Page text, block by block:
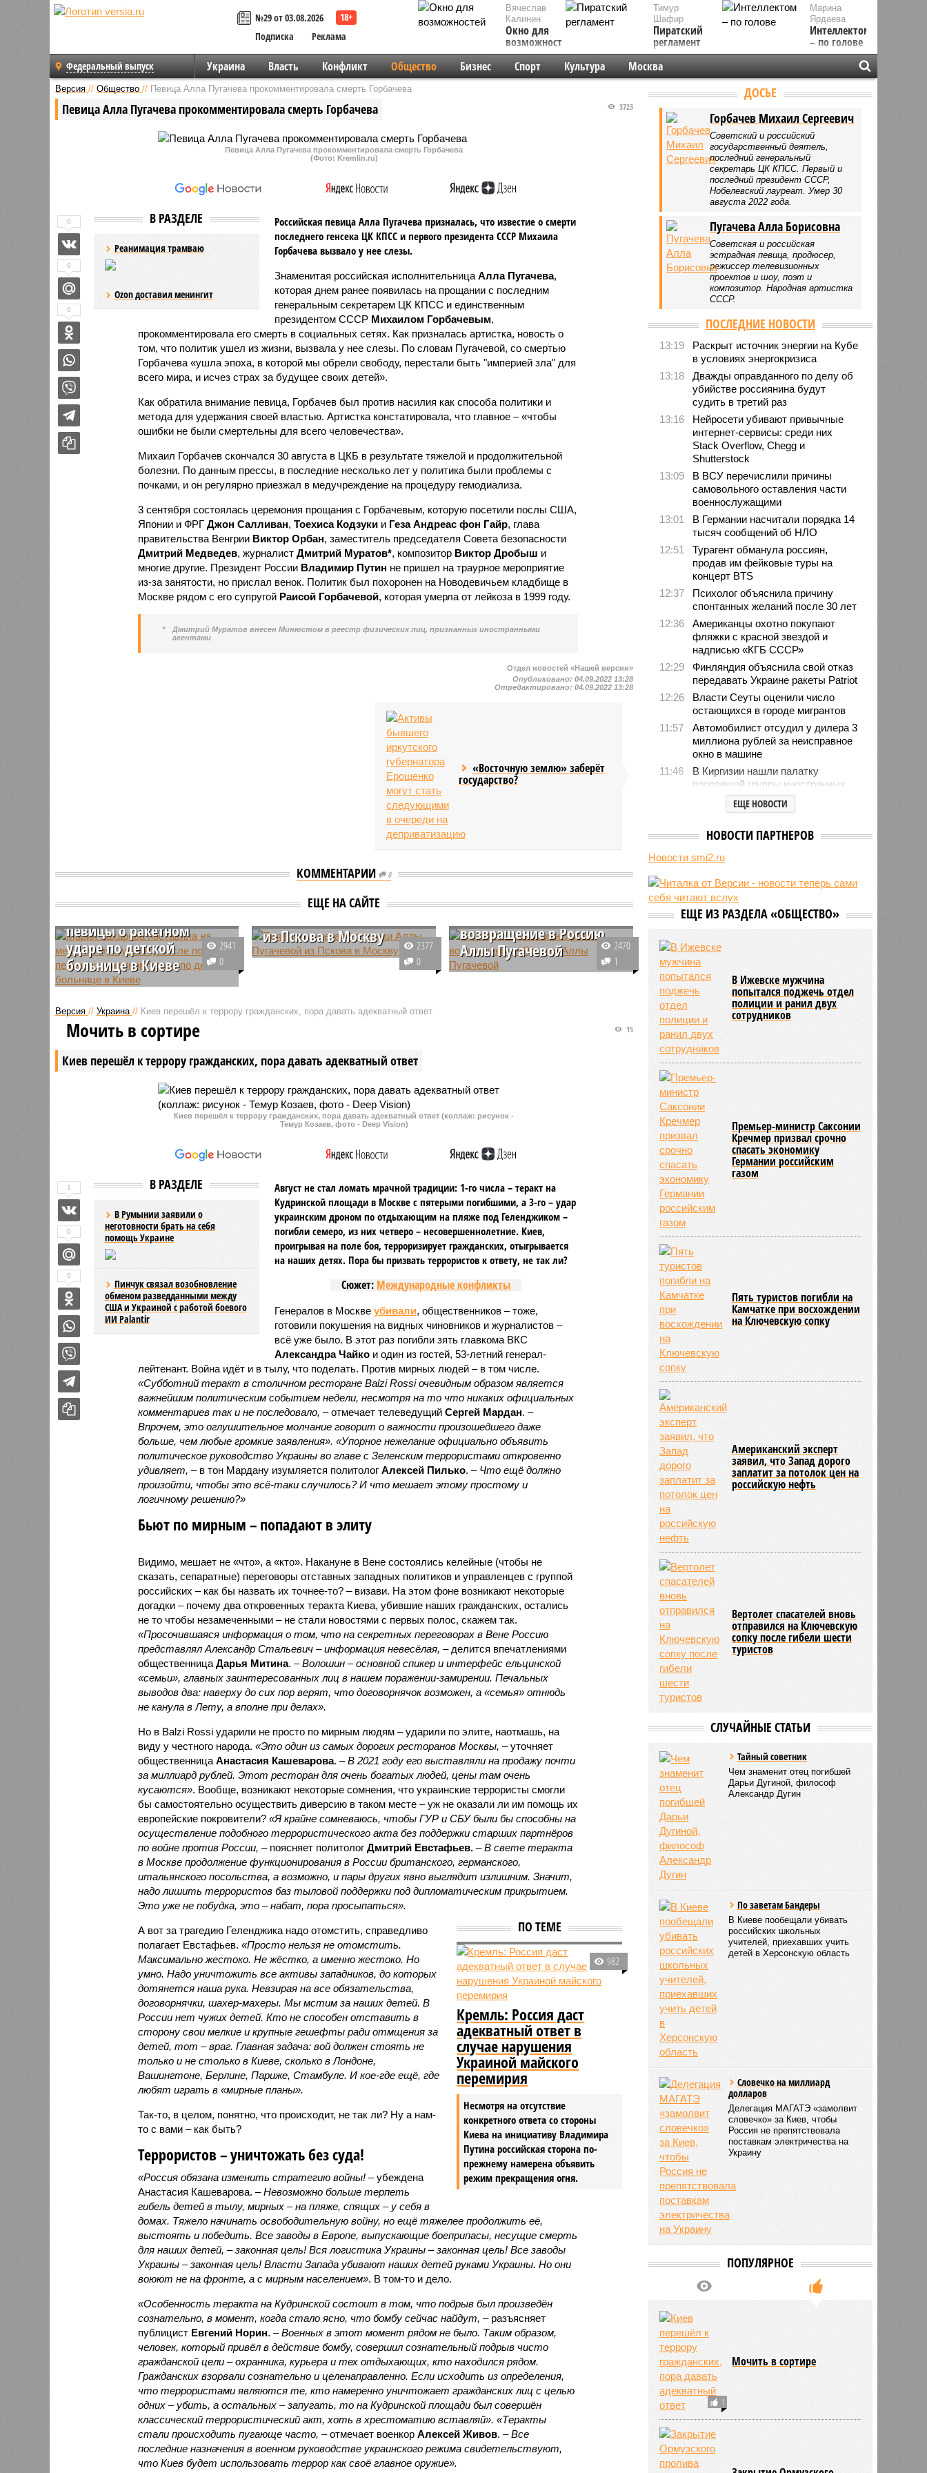
№29 от 03.08.2026
Подписка
Реклама
Вячеслав
Калинин
Окно для
возможностей
Марина
Ярдаева
Интеллектом
– по голове
Тимур
Шафир
Пиратский
регламент
Федеральный выпуск Украина Власть Конфликт Общество Бизнес Спорт Культура Москва
Версия // Общество // Певица Алла Пугачева прокомментировала смерть Горбачева
Певица Алла Пугачева прокомментировала смерть Горбачева 3723
Певица Алла Пугачева прокомментировала смерть Горбачева
(Фото: Kremlin.ru)
В РАЗДЕЛЕ
Реанимация трамваю
Ozon доставил менингит
Российская певица Алла Пугачева призналась, что известие о смерти
последнего генсека ЦК КПСС и первого президента СССР Михаила
Горбачева вызвало у нее слезы.
Знаменитая российская исполнительница Алла Пугачева,
которая днем ранее появилась на прощании с последним
генеральным секретарем ЦК КПСС и единственным
президентом СССР Михаилом Горбачевым,
прокомментировала его смерть в социальных сетях. Как призналась артистка, новость о
том, что политик ушел из жизни, вызвала у нее слезы. По словам Пугачевой, со смертью
Горбачева «ушла эпоха, в которой мы обрели свободу, перестали быть "империей зла" для
всего мира, и исчез страх за будущее своих детей».
Как обратила внимание певица, Горбачев был против насилия как способа политики и
метода для удержания своей властью. Артистка констатировала, что главное – «чтобы
ошибки не были смертельны для всего человечества».
Михаил Горбачев скончался 30 августа в ЦКБ в результате тяжелой и продолжительной
болезни. По данным прессы, в последние несколько лет у политика были проблемы с
почками, и он регулярно приезжал в медучреждение на процедуру гемодиализа.
3 сентября состоялась церемония прощания с Горбачевым, которую посетили послы США,
Японии и ФРГ Джон Салливан, Тоехиса КодзукииГеза Андреас фон Гайр, глава
правительства Венгрии Виктор Орбан, заместитель председателя Совета безопасности
Дмитрий Медведев, журналист Дмитрий Муратов*, композитор Виктор Дробыш и
многие другие. Президент России Владимир Путин не пришел на траурное мероприятие
из-за занятости, но прислал венок. Политик был похоронен на Новодевичьем кладбище в
Москве рядом с его супругой Раисой Горбачевой, которая умерла от лейкоза в 1999 году.
*
Дмитрий Муратов внесен Минюстом в реестр физических лиц, признанных иностранными
агентами
0
0
0
Отдел новостей «Нашей версии»
Опубликовано:04.09.2022 13:28
Отредактировано:04.09.2022 13:28
«Восточную землю» заберёт
государство?
КОММЕНТАРИИ 0
ЕЩЕ НА САЙТЕ
Мария Захарова
Пугачёву после поста
певицы о ракетном
ударе по детской
больнице в Киеве
Пост Аллы Пугачёвой на тему
больнице в Киеве вызвал волну
возмущений и вновь активировал
вопрос необходимости признать
артистку иноагентом.
2941
0
Появились детали
из Пскова в Москву
Стало известно, что певица Алла
воспользовалась для поездки в
2377
0
В Кремле
возвращение в Россию
Аллы Пугачевой
Во время традиционного
2470
1
Версия // Украина // Киев перешёл к террору гражданских, пора давать адекватный ответ
Киев перешёл к террору гражданских, пора давать адекватный ответ
15
Мочить в сортире
Киев перешёл к террору гражданских, пора давать адекватный ответ (коллаж: рисунок -
Темур Козаев, фото - Deep Vision)
В РАЗДЕЛЕ
В Румынии заявили о
неготовности брать на себя
помощь Украине
Пинчук связал возобновление
обменом разведданными между
США и Украиной с работой боевого
ИИ Palantir
Август не стал ломать мрачной традиции: 1-го числа – теракт на
Кудринской площади в Москве с пятерыми погибшими, а 3-го – удар
украинским дроном по отдыхающим на пляже под Геленджиком –
погибли семеро, из них четверо – несовершеннолетние. Киев,
проигрывая на поле боя, терроризирует гражданских, отыгрывается
на наших детях. Пора бы призвать террористов к ответу, не так ли?
Сюжет: Международные конфликты
Генералов в Москве убивали, общественников – тоже,
готовили покушения на видных чиновников и журналистов –
всё уже было. В этот раз погибли зять главкома ВКС
Александра Чайкои один из гостей, 53-летний генерал-
лейтенант. Война идёт и в тылу, что поделать. Против мирных людей – в том числе.
«Субботний теракт в столичном ресторане Balzi Rossi очевидным образом является
важнейшим политическим событием недели, несмотря на то что никаких официальных
комментариев так и не последовало, – отмечает телеведущий Сергей Мардан. –
Впрочем, это оглушительное молчание говорит о важности произошедшего даже
больше, чем любые громкие заявления». «Упорное нежелание официально объявить
политическое руководство Украины во главе с Зеленским террористами откровенно
удивляет, – в тон Мардану изумляется политолог Алексей Пилько. – Что ещё должно
произойти, чтобы это всё-таки случилось? И что мешает этому простому и
логичному решению?»
Бьют по мирным – попадают в элиту
Видимо, мешает не «что», а «кто». Накануне в Вене состоялись келейные (чтобы не
сказать, сепаратные) переговоры отставных западных политиков и управленцев с группой
российских – как бы назвать их точнее-то? – визави. На этом фоне возникают некоторые
догадки – почему два откровенных теракта Киева, убившие наших гражданских, остались
не то чтобы незамеченными – не стали новостями с первых полос, скажем так.
«Просочившаяся информация о том, что на секретных переговорах в Вене Россию
представлял Александр Стальевич – информация невесёлая, – делится впечатлениями
общественница Дарья Митина. –Волошин – основной спикер и интерфейс ельцинской
«семьи», главных заинтересованных лиц в нашем поражении-замирении. Печальных
выводов два: наверху до сих пор верят, что договорнячок возможен, а «семья» отнюдь
не канула в Лету, а вполне при делах».
Но в Balzi Rossi ударили не просто по мирным людям – ударили по элите, наотмашь, на
виду у честного народа. «Это один из самых дорогих ресторанов Москвы, – уточняет
общественница Анастасия Кашеварова. –В 2021 году его выставляли на продажу почти
за миллиард рублей. Этот ресторан для очень богатых людей, цены там очень
кусаются». Вообще, возникают некоторые сомнения, что украинские террористы смогли
бы самостоятельно осуществить диверсию в таком месте – уж не оказали ли им помощь их
европейские покровители? «Я крайне сомневаюсь, чтобы ГУР и СБУ были бы способны на
осуществление подобного террористического акта без поддержки старших партнёров
по войне против России, – поясняет политолог Дмитрий Евстафьев.–В свете теракта
в Москве продолжение функционирования в России британского, германского,
итальянского посольства, а возможно, и пары других явно выглядит излишним. Значит,
надо лишить террористов баз тыловой поддержки под дипломатическим прикрытием.
Это уже не побудка, это – набат, пора просыпаться».
ПО ТЕМЕ
982
Кремль: Россия даст
адекватный ответ в
случае нарушения
Украиной майского
перемирия
Несмотря на отсутствие
конкретного ответа со стороны
Киева на инициативу Владимира
Путина российская сторона по-
прежнему намерена объявить
режим прекращения огня.
А вот за трагедию Геленджика надо отомстить, справедливо
полагает Евстафьев. «Просто нельзя не отомстить.
Максимально жестоко. Не жёстко, а именно жестоко. Но
умно. Надо уничтожить все активы западников, до которых
дотянется наша рука. Невзирая на все обязательства,
договорнячки, шахер-махеры. Мы мстим за наших детей. В
России нет чужих детей. Кто не способен отставить в
сторону свои мелкие и крупные гешефты ради отмщения за
детей, тот – враг. Главная задача: вой должен стоять не
только и не столько в Киеве, сколько в Лондоне,
Вашингтоне, Берлине, Париже, Стамбуле. И кое-где ещё, где
любят играть в «мирные планы».
Так-то, в целом, понятно, что происходит, не так ли? Ну а нам-
то с вами – как быть?
Террористов – уничтожать без суда!
«Россия обязана изменить стратегию войны! – убеждена
Анастасия Кашеварова. –Невозможно больше терпеть
гибель детей в тылу, мирных – на пляже, спящих – у себя в
домах. Тяжело начинать освободительную войну, но ещё тяжелее продолжить её,
выстоять и победить. Все заводы в Европе, выпускающие боеприпасы, несущие смерть
для наших детей, – законная цель! Вся логистика Украины – законная цель! Все заводы
Украины – законная цель! Власти Запада убивают наших детей руками Украины. Но они
воюют не на фронте, а с мирным населением». В том-то и дело.
«Особенность теракта на Кудринской состоит в том, что подрыв был произведён
сознательно, в момент, когда стало ясно, что бомбу сейчас найдут, – разъясняет
публицист Евгений Норин. –Военных в этот момент рядом не было. Таким образом,
человек, который привёл в действие бомбу, совершил сознательный подрыв чисто
гражданской цели – охранника, курьера и тех отдыхающих, кто находился рядом.
Гражданских взорвали сознательно и целенаправленно. Если исходить из определения,
что террористами являются те, кто намеренно уничтожает гражданских лиц с целью
одних – убить, а остальных – запугать, то на Кудринской площади был совершён
классический террористический акт, хоть в хрестоматию вставляй». «Теракты
стали происходить пугающе часто, – отмечает военкор Алексей Живов. –Все
последние назначения в военном руководстве украинского режима свидетельствуют,
что Киев будет использовать террор как своё главное оружие».
1
0
0
ДОСЬЕ
Горбачев Михаил Сергеевич
Советский и российский
государственный деятель,
последний генеральный
секретарь ЦК КПСС. Первый и
последний президент СССР,
Нобелевский лауреат. Умер 30
августа 2022 года.
Пугачева Алла Борисовна
Советская и российская
эстрадная певица, продюсер,
режиссер телевизионных
проектов и шоу, поэт и
композитор. Народная артистка
СССР.
ПОСЛЕДНИЕ НОВОСТИ
13:19
Раскрыт источник энергии на Кубе
в условиях энергокризиса
13:18
Дважды оправданного по делу об
убийстве россиянина будут
судить в третий раз
13:16
Нейросети убивают привычные
интернет-сервисы: среди них
Stack Overflow, Chegg и
Shutterstock
13:09
В ВСУ перечислили причины
самовольного оставления части
военнослужащими
13:01
В Германии насчитали порядка 14
тысяч сообщений об НЛО
12:51
Турагент обманула россиян,
продав им фейковые туры на
концерт BTS
12:37
Психолог объяснила причину
спонтанных желаний после 30 лет
12:36
Американцы охотно покупают
фляжки с красной звездой и
надписью «КГБ СССР»
12:29
Финляндия объяснила свой отказ
передавать Украине ракеты Patriot
12:26
Власти Сеуты оценили число
остающихся в городе мигрантов
11:57
Автомобилист отсудил у дилера 3
миллиона рублей за неисправное
окно в машине
11:46
В Киргизии нашли палатку
пропавшей группы иностранных
альпинистов
Туристы устремились в
смерти» после пропажи семьи
Усольцевых и других людей
вопреки бунту звёзд и
забастовкам
10:48
Экс-глава сирийской разведки
ЕЩЕ НОВОСТИ
НОВОСТИ ПАРТНЕРОВ
Новости smi2.ru
ЕЩЕ ИЗ РАЗДЕЛА «ОБЩЕСТВО»
В Ижевске мужчина
попытался поджечь отдел
полиции и ранил двух
сотрудников
Премьер-министр Саксонии
Кречмер призвал срочно
спасать экономику
Германии российским
газом
Пять туристов погибли на
Камчатке при восхождении
на Ключевскую сопку
Американский эксперт
заявил, что Запад дорого
заплатит за потолок цен на
российскую нефть
Вертолет спасателей вновь
отправился на Ключевскую
сопку после гибели шести
туристов
СЛУЧАЙНЫЕ СТАТЬИ
Тайный советник
Чем знаменит отец погибшей
Дарьи Дугиной, философ
Александр Дугин
По заветам Бандеры
В Киеве пообещали убивать
российских школьных
учителей, приехавших учить
детей в Херсонскую область
Словечко на миллиард
долларов
Делегация МАГАТЭ «замолвит
словечко» за Киев, чтобы
Россия не препятствовала
поставкам электричества на
Украину
ПОПУЛЯРНОЕ
1
Мочить в сортире